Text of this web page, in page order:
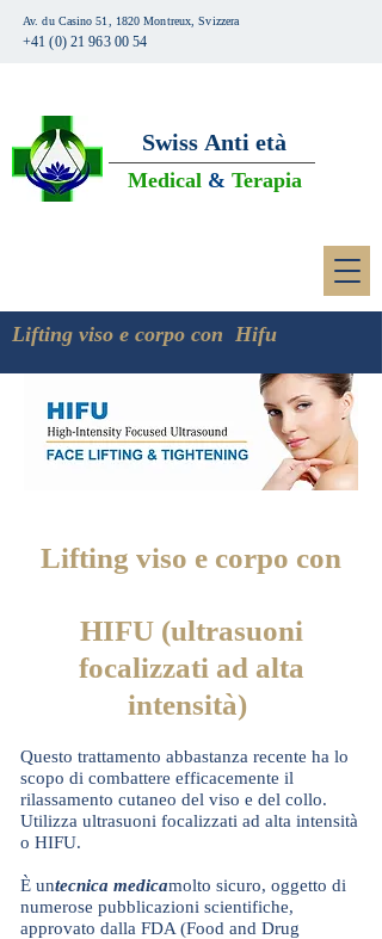
Av. du Casino 51, 1820 Montreux, Svizzera
+41 (0) 21 963 00 54
Swiss Anti età
Medical & Terapia
Lifting viso e corpo con Hifu
Lifting viso e corpo con
HIFU (ultrasuoni
focalizzati ad alta
intensità)
Questo trattamento abbastanza recente ha lo
scopo di combattere efficacemente il
rilassamento cutaneo del viso e del collo.
Utilizza ultrasuoni focalizzati ad alta intensità
o HIFU.
È untecnica medicamolto sicuro, oggetto di
numerose pubblicazioni scientifiche,
approvato dalla FDA (Food and Drug